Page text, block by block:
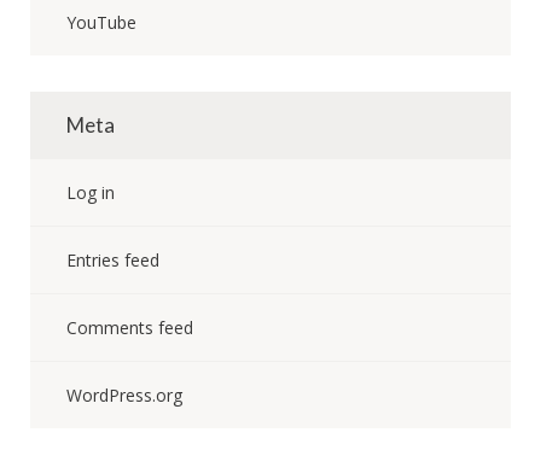
YouTube
Meta
Log in
Entries feed
Comments feed
WordPress.org